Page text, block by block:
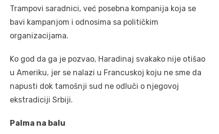
Trampovi saradnici, već posebna kompanija koja se
bavi kampanjom i odnosima sa političkim
organizacijama.
Ko god da ga je pozvao, Haradinaj svakako nije otišao
u Ameriku, jer se nalazi u Francuskoj koju ne sme da
napusti dok tamošnji sud ne odluči o njegovoj
ekstradiciji Srbiji.
Palma na balu